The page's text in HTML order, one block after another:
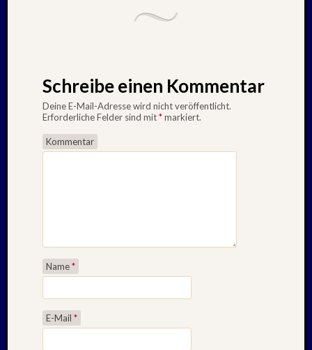
Schreibe einen Kommentar
Deine E-Mail-Adresse wird nicht veröffentlicht.
Erforderliche Felder sind mit*markiert.
Kommentar
Name*
E-Mail *